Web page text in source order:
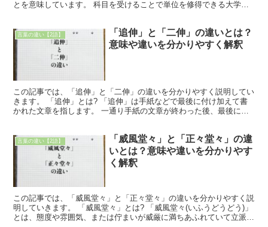
とを意味しています。 科目を受けることで単位を修得できる大学で
言葉の違い【2語】
「追伸」と「二伸」の違いとは？
意味や違いを分かりやすく解釈
この記事では、「追伸」と「二伸」の違いを分かりやすく説明してい
きます。 「追伸」とは? 「追伸」は手紙などで最後に付け加えて書
かれた文章を指します。 一通り手紙の文章が終わった後、最後に何
言葉の違い【2語】
「威風堂々」と「正々堂々」の違
いとは？意味や違いを分かりやす
く解釈
この記事では、「威風堂々」と「正々堂々」の違いを分かりやすく説
明していきます。 「威風堂々」とは? 「威風堂々(いふうどうどう)」
とは、態度や雰囲気、または佇まいが威厳に満ちあふれていて立派な